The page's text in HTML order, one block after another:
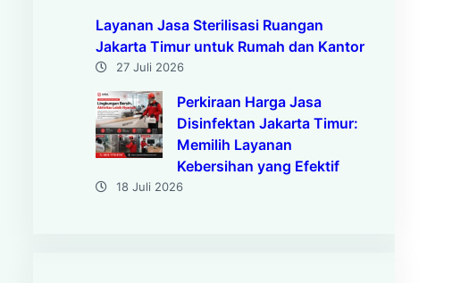
Layanan Jasa Sterilisasi Ruangan
Jakarta Timur untuk Rumah dan Kantor
27 Juli 2026
Perkiraan Harga Jasa
Disinfektan Jakarta Timur:
Memilih Layanan
Kebersihan yang Efektif
18 Juli 2026